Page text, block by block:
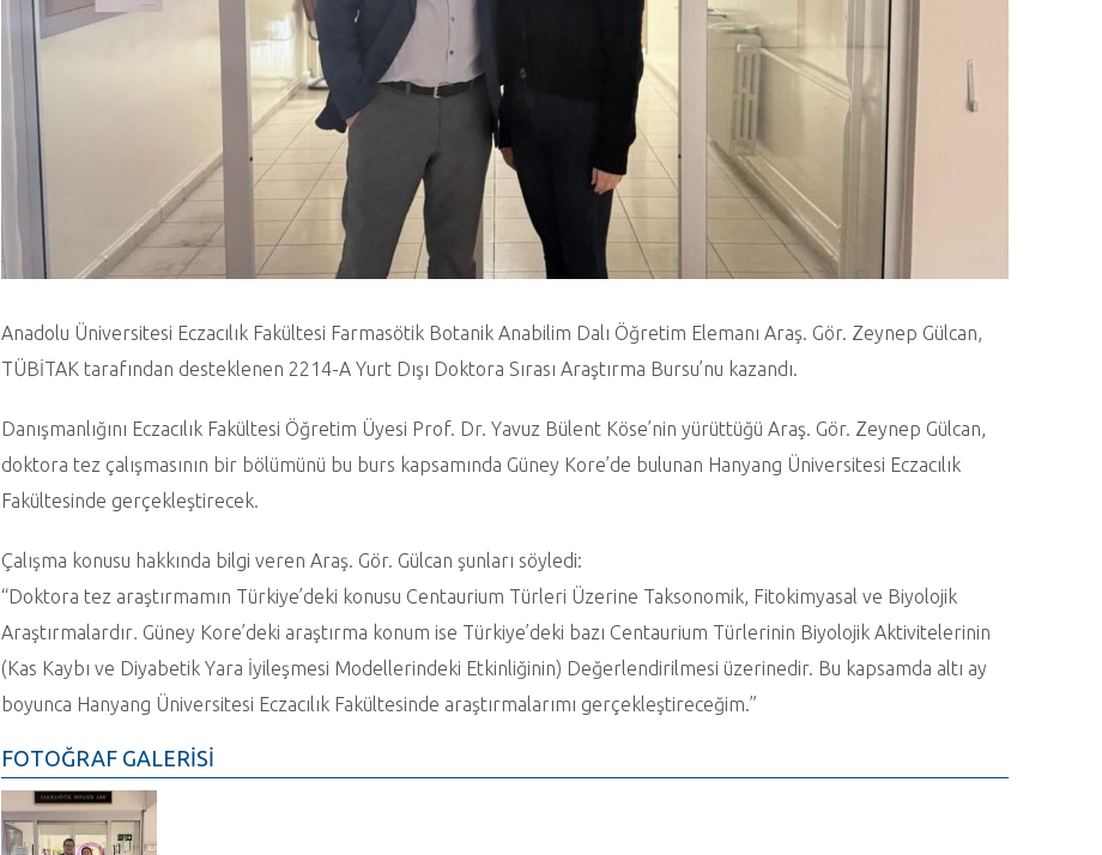
Anadolu Üniversitesi Eczacılık Fakültesi Farmasötik Botanik Anabilim Dalı Öğretim Elemanı Araş. Gör. Zeynep Gülcan,
TÜBİTAK tarafından desteklenen 2214-A Yurt Dışı Doktora Sırası Araştırma Bursu’nu kazandı.
Danışmanlığını Eczacılık Fakültesi Öğretim Üyesi Prof. Dr. Yavuz Bülent Köse’nin yürüttüğü Araş. Gör. Zeynep Gülcan,
doktora tez çalışmasının bir bölümünü bu burs kapsamında Güney Kore’de bulunan Hanyang Üniversitesi Eczacılık
Fakültesinde gerçekleştirecek.
Çalışma konusu hakkında bilgi veren Araş. Gör. Gülcan şunları söyledi:
“Doktora tez araştırmamın Türkiye’deki konusu Centaurium Türleri Üzerine Taksonomik, Fitokimyasal ve Biyolojik
Araştırmalardır. Güney Kore’deki araştırma konum ise Türkiye’deki bazı Centaurium Türlerinin Biyolojik Aktivitelerinin
(Kas Kaybı ve Diyabetik Yara İyileşmesi Modellerindeki Etkinliğinin) Değerlendirilmesi üzerinedir. Bu kapsamda altı ay
boyunca Hanyang Üniversitesi Eczacılık Fakültesinde araştırmalarımı gerçekleştireceğim.”
FOTOĞRAF GALERİSİ